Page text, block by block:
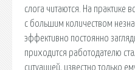
слога читаются. На практике
с большим количеством
эффективно постоянно
приходится работодателю
ситуацией, известно только